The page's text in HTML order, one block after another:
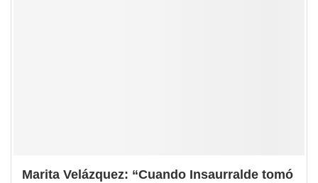
Marita Velázquez: “Cuando Insaurralde tomó